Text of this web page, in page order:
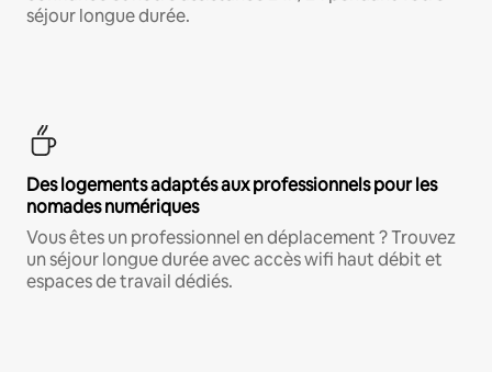
séjour longue durée.
Des logements adaptés aux professionnels pour les
nomades numériques
Vous êtes un professionnel en déplacement ? Trouvez
un séjour longue durée avec accès wifi haut débit et
espaces de travail dédiés.